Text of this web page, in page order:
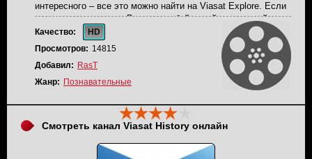
интересного – все это можно найти на Viasat Explore. Если
вы знаете передачу «Выжить любой ценой», то вы поймете
жанр данного канала. Телеканал вещает на территории
России, все передачи переведены на русский язык очень
качественно.
Качество:
HD
Просмотров: 14815
Добавил: RasT
Жанр: Познавательные
Смотреть канал Viasat History онлайн